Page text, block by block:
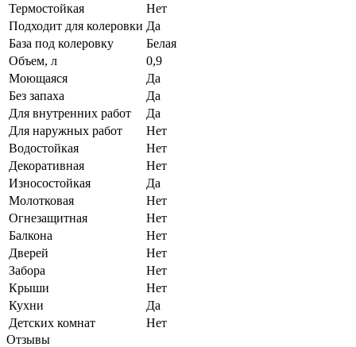
Термостойкая
Нет
Подходит для колеровки Да
База под колеровку
Белая
Объем, л
0,9
Моющаяся
Да
Без запаха
Да
Для внутренних работ
Да
Для наружных работ
Нет
Водостойкая
Нет
Декоративная
Нет
Износостойкая
Да
Молотковая
Нет
Огнезащитная
Нет
Балкона
Нет
Дверей
Нет
Забора
Нет
Крыши
Нет
Кухни
Да
Детских комнат
Нет
Отзывы